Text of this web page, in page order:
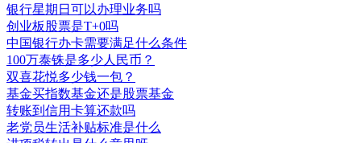
银行星期日可以办理业务吗
创业板股票是T+0吗
中国银行办卡需要满足什么条件
100万泰铢是多少人民币？
双喜花悦多少钱一包？
基金买指数基金还是股票基金
转账到信用卡算还款吗
老党员生活补贴标准是什么